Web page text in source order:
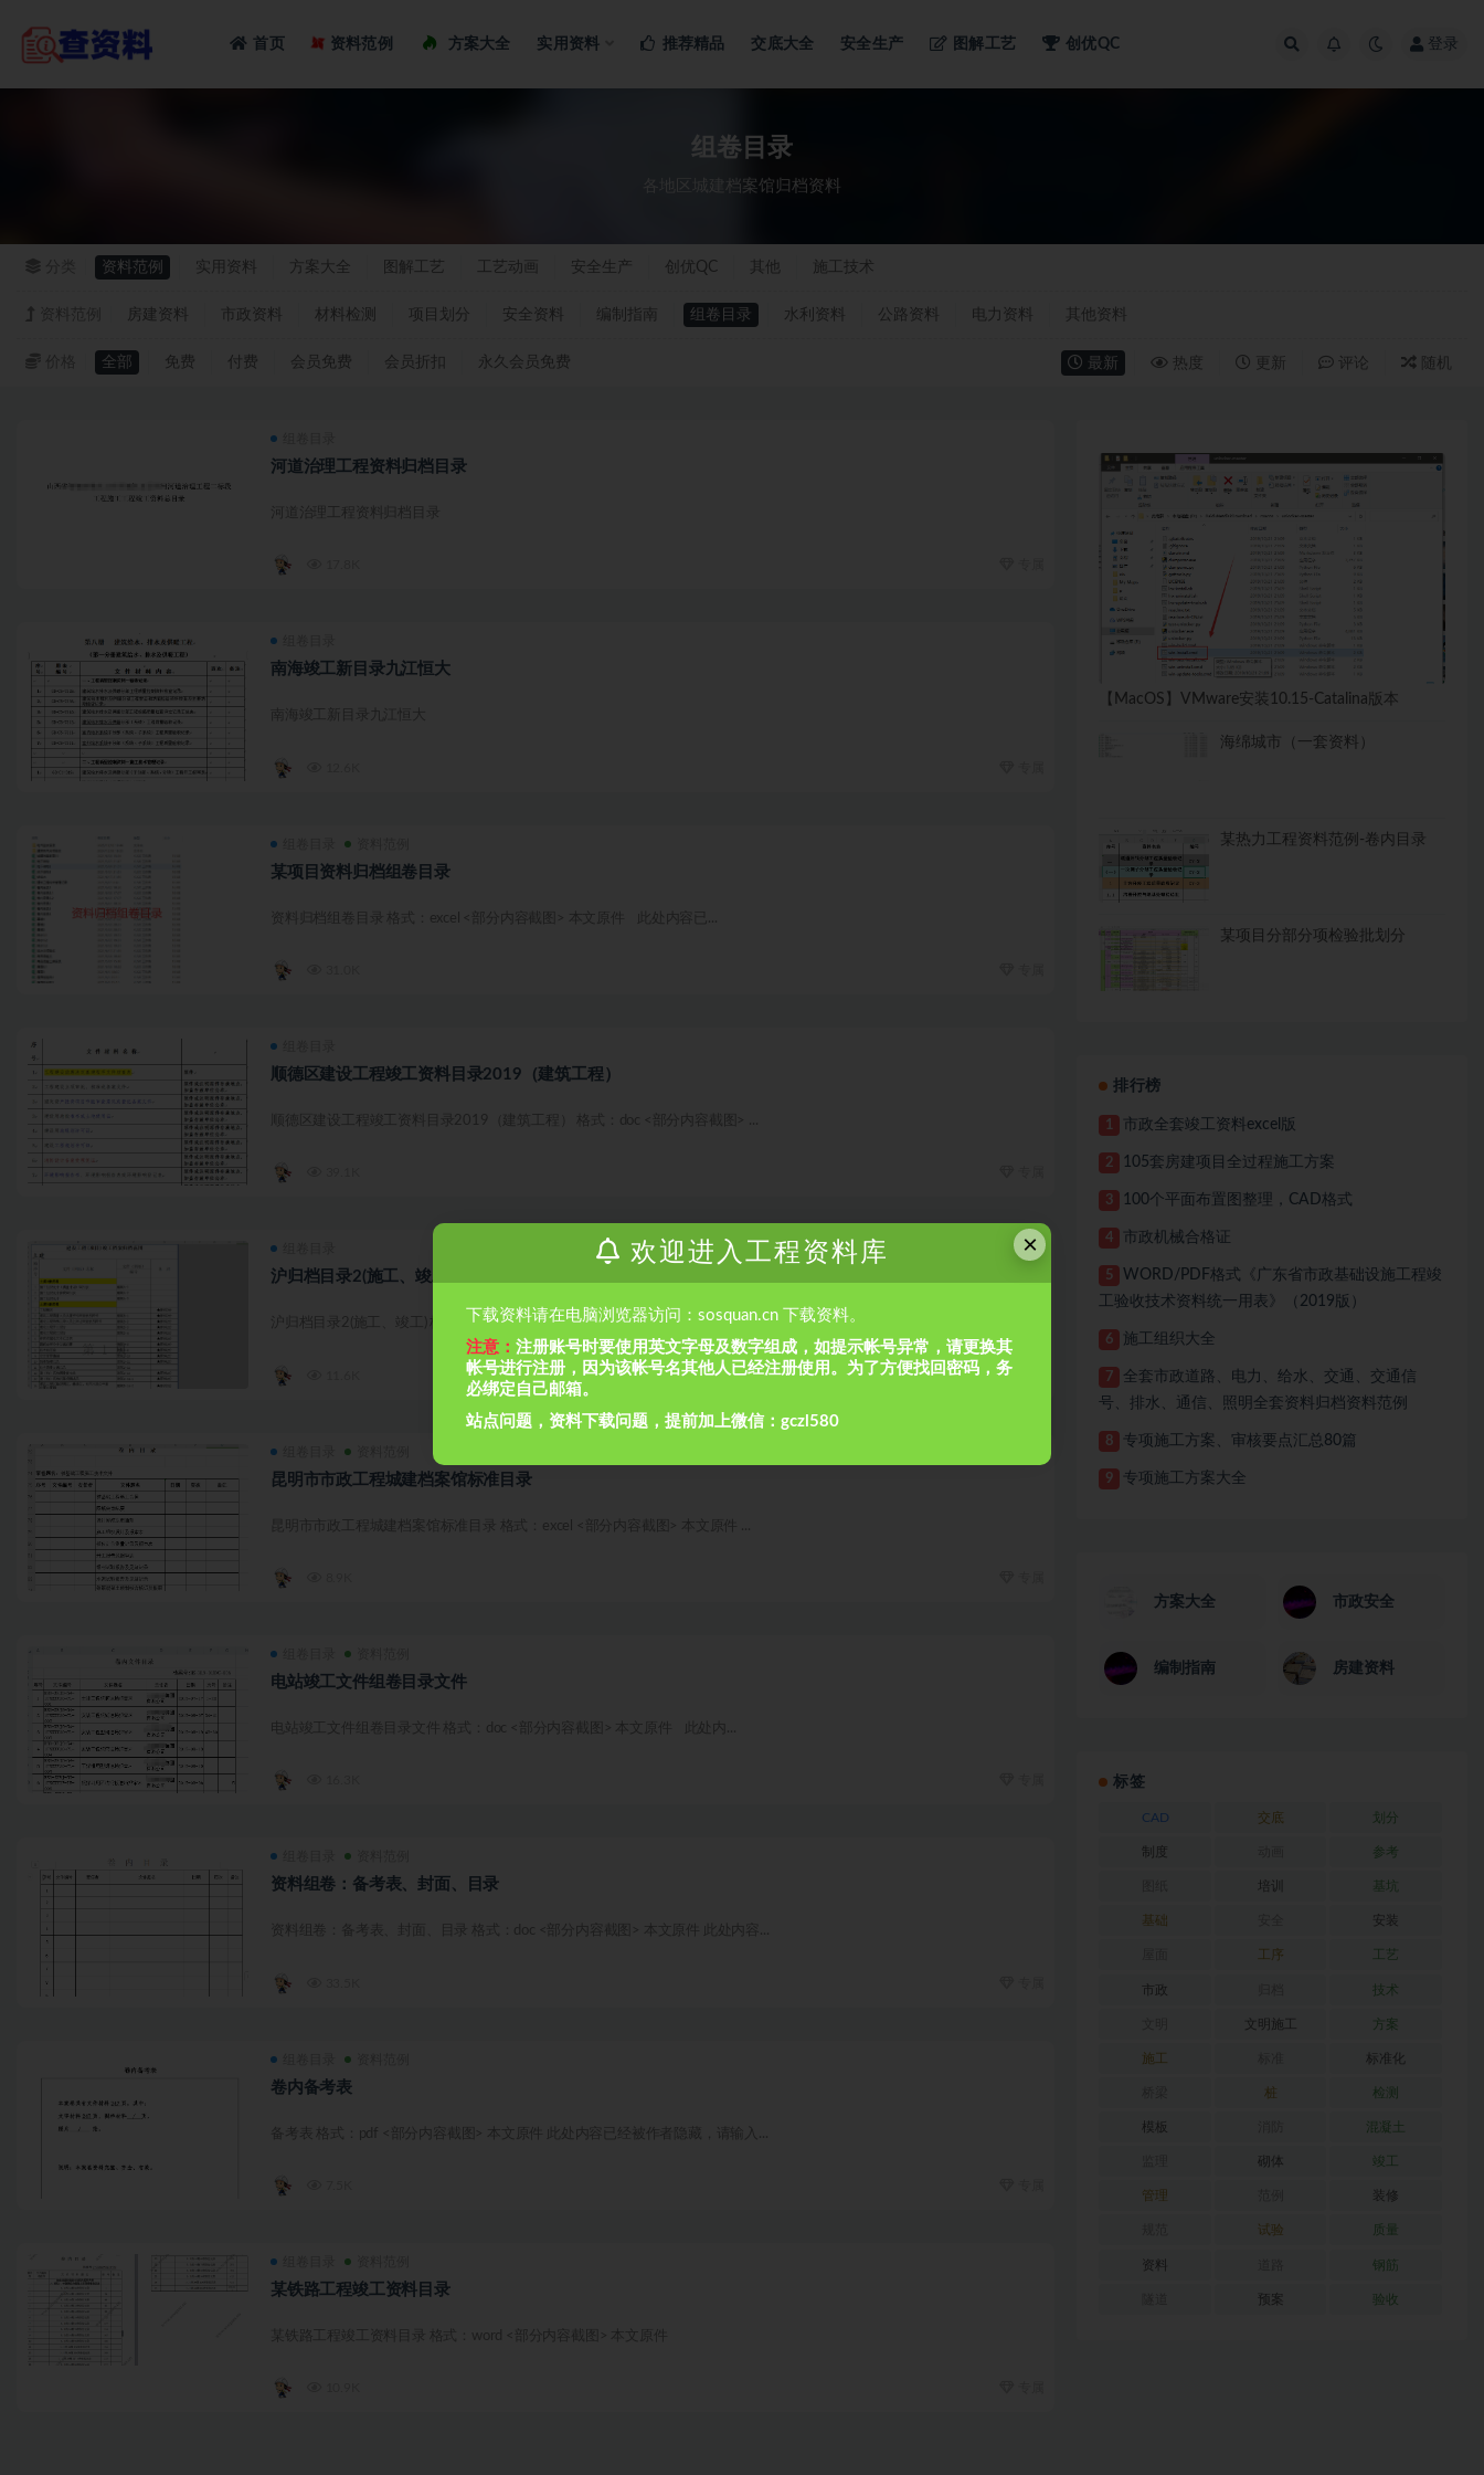
首页 资料范例 Loading…
方案大全 实用资料 推荐精品 交底大全 安全生产 图解工艺 创优QC 登录
组卷目录
各地区城建档案馆归档资料
资料范例 实用资料 方案大全 图解工艺 工艺动画 安全生产 创优QC 其他 施工技术
房建资料 市政资料 材料检测 项目划分 安全资料 编制指南 组卷目录 水利资料 公路资料 电力资料 其他资料
全部 免费 付费 会员免费 会员折扣 永久会员免费 最新 热度 更新 评论 随机
河道治理工程资料归档目录
南海竣工新目录九江恒大
南海竣工新目录九江恒大
某项目资料归档组卷目录
资料归档组卷目录 格式：excel <部分内容截图> 本文原件 此处内容已...
顺德区建设工程竣工资料目录2019（建筑工程）
顺德区建设工程竣工资料目录2019（建筑工程） 格式：doc <部分内容截图> ...
沪归档目录2(施工、竣工)
沪归档目录2(施工、竣工) 格式：excel <部分内容截图> 本文原件 ...
昆明市市政工程城建档案馆标准目录
昆明市市政工程城建档案馆标准目录 格式：excel <部分内容截图> 本文原件 ...
电站竣工文件组卷目录文件
电站竣工文件组卷目录文件 格式：doc <部分内容截图> 本文原件 此处内...
资料组卷：备考表、封面、目录
资料组卷：备考表、封面、目录 格式：doc <部分内容截图> 本文原件 此处内容...
卷内备考表
备考表 格式：pdf <部分内容截图> 本文原件 此处内容已经被作者隐藏，请输入...
某铁路工程竣工资料目录
某铁路工程竣工资料目录 格式：word <部分内容截图> 本文原件
【MacOS】VMware安装10.15-Catalina版本
海绵城市（一套资料）
某热力工程资料范例-卷内目录
某项目分部分项检验批划分
排行榜
1 市政全套竣工资料excel版
2 105套房建项目全过程施工方案
3 100个平面布置图整理，CAD格式
4 市政机械合格证
5
WORD/PDF格式《广东省市政基础设施工程竣
工验收技术资料统一用表》（2019版）
6 施工组织大全
7
全套市政道路、电力、给水、交通、交通信
号、排水、通信、照明全套资料归档资料范例
8 专项施工方案、审核要点汇总80篇
9 专项施工方案大全
方案大全 市政安全
编制指南 房建资料
标签
CAD 交底 划分
制度 参考
培训 基坑
基础 安装
工序 工艺
市政 技术
文明施工 方案
施工 标准化
桩 检测
模板 混凝土
砌体 竣工
管理 装修
试验 质量
资料 钢筋
预案 验收
×
欢迎进入工程资料库
下载资料请在电脑浏览器访问：sosquan.cn 下载资料。
注意： 注册账号时要使用英文字母及数字组成，如提示帐号异常，请更换其
帐号进行注册，因为该帐号名其他人已经注册使用。为了方便找回密码，务
必绑定自己邮箱。
站点问题，资料下载问题，提前加上微信：gczl580